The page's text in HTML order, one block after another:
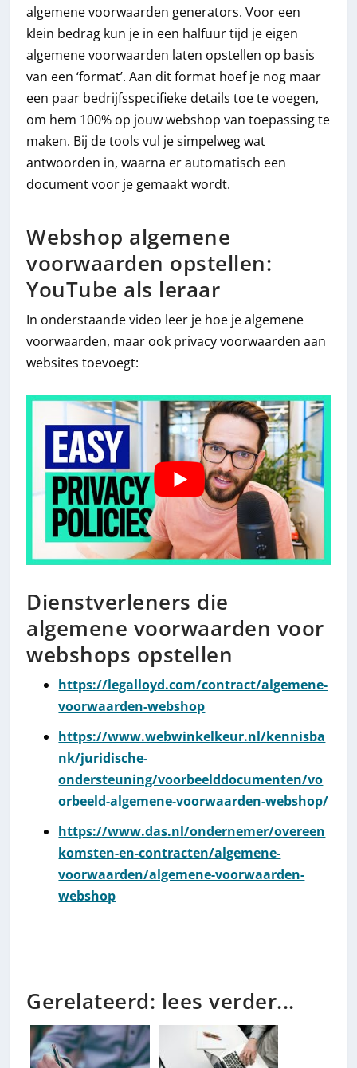
algemene voorwaarden generators. Voor een
klein bedrag kun je in een halfuur tijd je eigen
algemene voorwaarden laten opstellen op basis
van een ‘format’. Aan dit format hoef je nog maar
een paar bedrijfsspecifieke details toe te voegen,
om hem 100% op jouw webshop van toepassing te
maken. Bij de tools vul je simpelweg wat
antwoorden in, waarna er automatisch een
document voor je gemaakt wordt.
Webshop algemene
voorwaarden opstellen:
YouTube als leraar
In onderstaande video leer je hoe je algemene
voorwaarden, maar ook privacy voorwaarden aan
websites toevoegt:
Dienstverleners die
algemene voorwaarden voor
webshops opstellen
https://legalloyd.com/contract/algemene-
voorwaarden-webshop
https://www.webwinkelkeur.nl/kennisba
nk/juridische-
ondersteuning/voorbeelddocumenten/vo
orbeeld-algemene-voorwaarden-webshop/
https://www.das.nl/ondernemer/overeen
komsten-en-contracten/algemene-
voorwaarden/algemene-voorwaarden-
webshop
Gerelateerd: lees verder...